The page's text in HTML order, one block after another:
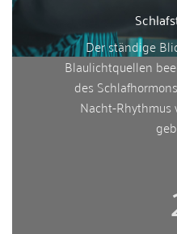
Der ständige
Blaulichtquellen
des
Nacht-